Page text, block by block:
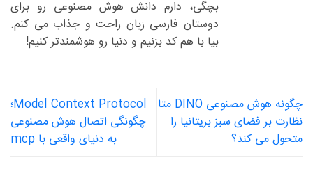
بچگی، دارم دانش هوش مصنوعی رو برای
دوستان فارسی زبان راحت و جذاب می کنم.
بیا با هم کد بزنیم و دنیا رو هوشمندتر کنیم!
چگونه هوش مصنوعی DINO متا
نظارت بر فضای سبز بریتانیا را
متحول می کند؟
Model Context Protocol؛
چگونگی اتصال هوش مصنوعی
به دنیای واقعی با mcp